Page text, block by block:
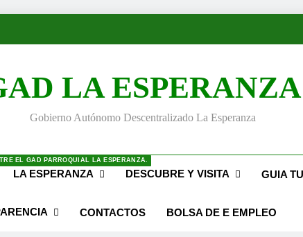
LA ESPERANZA
Gobierno Autónomo Descentralizado La Esperanza
EL GAD PARROQUIAL LA ESPERANZA.
LA ESPERANZA DESCUBRE Y VISITA GUIA
CONTACTOS BOLSA DE E EMPLEO